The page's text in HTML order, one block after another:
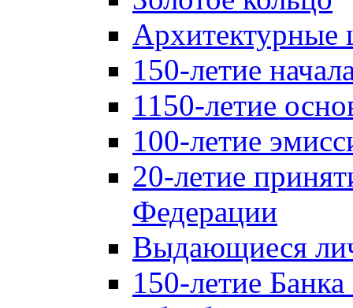
Архитектурные
150-летие
1150-летие
100-летие
20-летие
Федерации
Выдающиеся
150-летие